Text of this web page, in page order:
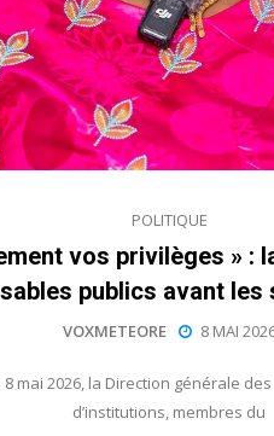
POLITIQUE
vos privilèges » :
publics avant les
VOXMETEORE 8 MAI
mai 2026, la Direction générale
d’institutions, membres du